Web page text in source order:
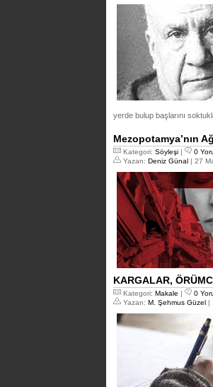
yerde bulup başlarını
Mezopotamya’nın
Kategori: Söyleşi | 0
Yazan: Deniz Günal | 27
KARGALAR,
Kategori: Makale | 0
Yazan: M. Şehmus Güzel |